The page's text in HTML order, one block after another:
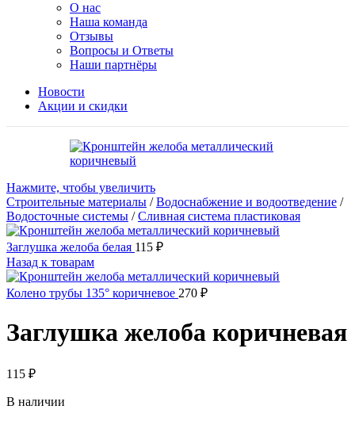
О нас
Наша команда
Отзывы
Вопросы и Ответы
Наши партнёры
Новости
Акции и скидки
Нажмите, чтобы увеличить
Строительные материалы /Водоснабжение и водоотведение /
Водосточные системы /Сливная система пластиковая
Заглушка желоба белая 115 ₽
Назад к товарам
Колено трубы 135° коричневое 270 ₽
Заглушка желоба коричневая
115 ₽
В наличии